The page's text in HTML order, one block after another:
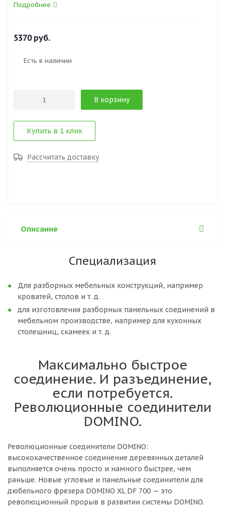
Подробнее
5370руб.
Есть в наличии
В корзину
Купить в 1 клик
Рассчитать доставку
Описание
Специализация
Для разборных мебельных конструкций, например
кроватей, столов и т. д.
для изготовления разборных панельных соединений в
мебельном производстве, например для кухонных
столешниц, скамеек и т. д.
Максимально быстрое
соединение. И разъединение,
если потребуется.
Революционные соединители
DOMINO.
Революционные соединители DOMINO:
высококачественное соединение деревянных деталей
выполняется очень просто и намного быстрее, чем
раньше. Новые угловые и панельные соединители для
дюбельного фрезера DOMINO XL DF 700 — это
революционный прорыв в развитии системы DOMINO.